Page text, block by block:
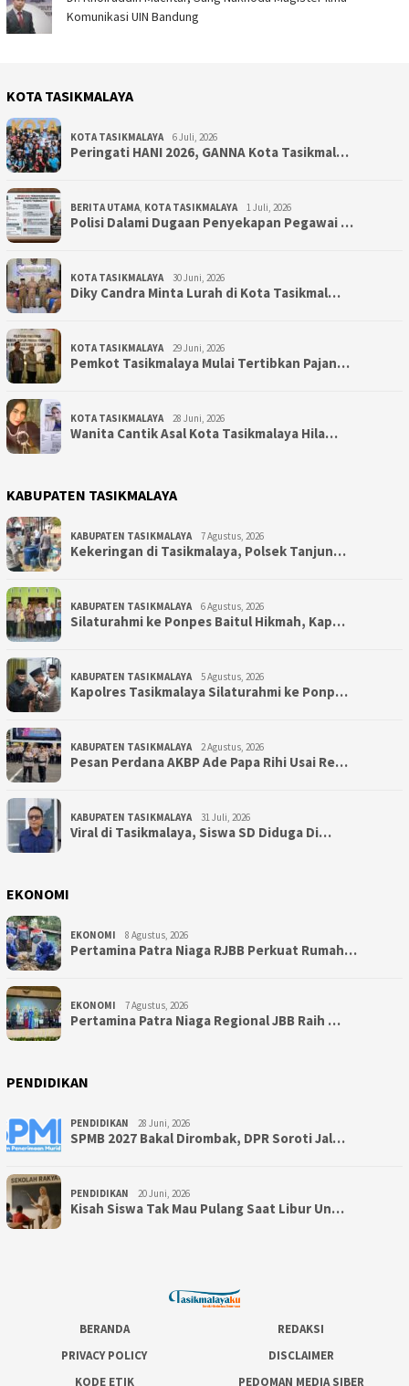
Komunikasi UIN Bandung
KOTA TASIKMALAYA
KOTA TASIKMALAYA 6 Juli, 2026
Peringati HANI 2026, GANNA Kota Tasikmal…
BERITA UTAMA, KOTA TASIKMALAYA 1 Juli, 2026
Polisi Dalami Dugaan Penyekapan Pegawai …
KOTA TASIKMALAYA 30 Juni, 2026
Diky Candra Minta Lurah di Kota Tasikmal…
KOTA TASIKMALAYA 29 Juni, 2026
Pemkot Tasikmalaya Mulai Tertibkan Pajan…
KOTA TASIKMALAYA 28 Juni, 2026
Wanita Cantik Asal Kota Tasikmalaya Hila…
KABUPATEN TASIKMALAYA
KABUPATEN TASIKMALAYA 7 Agustus, 2026
Kekeringan di Tasikmalaya, Polsek Tanjun…
KABUPATEN TASIKMALAYA 6 Agustus, 2026
Silaturahmi ke Ponpes Baitul Hikmah, Kap…
KABUPATEN TASIKMALAYA 5 Agustus, 2026
Kapolres Tasikmalaya Silaturahmi ke Ponp…
KABUPATEN TASIKMALAYA 2 Agustus, 2026
Pesan Perdana AKBP Ade Papa Rihi Usai Re…
KABUPATEN TASIKMALAYA 31 Juli, 2026
Viral di Tasikmalaya, Siswa SD Diduga Di…
EKONOMI
EKONOMI 8 Agustus, 2026
Pertamina Patra Niaga RJBB Perkuat Rumah…
EKONOMI 7 Agustus, 2026
Pertamina Patra Niaga Regional JBB Raih …
PENDIDIKAN
PENDIDIKAN 28 Juni, 2026
SPMB 2027 Bakal Dirombak, DPR Soroti Jal…
PENDIDIKAN 20 Juni, 2026
Kisah Siswa Tak Mau Pulang Saat Libur Un…
BERANDA
REDAKSI
PRIVACY POLICY
DISCLAIMER
KODE ETIK
PEDOMAN MEDIA SIBER